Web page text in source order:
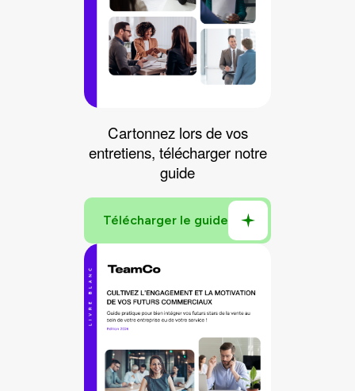
Cartonnez lors de vos
entretiens, télécharger notre
guide